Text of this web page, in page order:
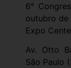
6°
outubro de
Expo
Av. Otto
São Paulo